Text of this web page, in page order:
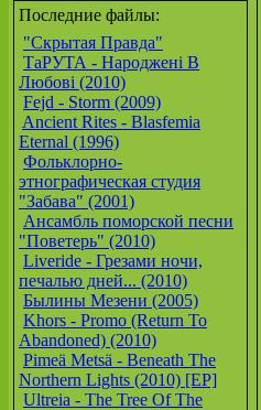
Последние файлы:
"Скрытая Правда"
ТаРУТА - Народжені В
Любові (2010)
Fejd - Storm (2009)
Ancient Rites - Blasfemia
Eternal (1996)
Фольклорно-
этнографическая студия
"Забава" (2001)
Ансамбль поморской песни
"Поветерь" (2010)
Liveride - Грезами ночи,
печалью дней... (2010)
Былины Мезени (2005)
Khors - Promo (Return To
Abandoned) (2010)
Pimeä Metsä - Beneath The
Northern Lights (2010) [EP]
Ultreia - The Tree Of The